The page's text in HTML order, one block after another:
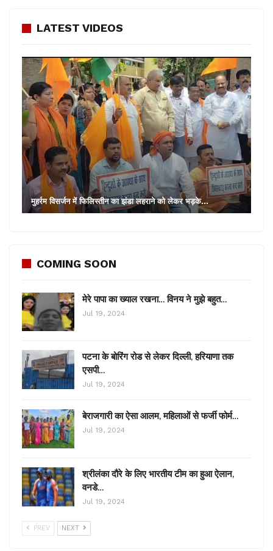
LATEST VIDEOS
मुहर्रम विसर्जन में फिलिस्तीन का झंडा लहराने को लेकर भड़के…
COMING SOON
मेरे पापा का ख्याल रखना… विनय ने मुझे बहुत…
Jul 19, 2024
पटना के बोरिंग रोड से लेकर दिल्ली, हरियाणा तक
एसपी…
Jul 19, 2024
बेराजगारी का ऐसा आलम, महिलाओं से फर्जी फोर्म…
Jul 19, 2024
श्रीलंका दौरे के लिए भारतीय टीम का हुआ ऐलान,
वनडे…
Jul 19, 2024
PREV NEXT